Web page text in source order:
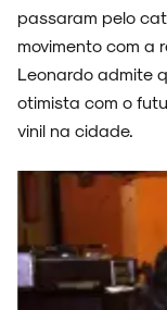
passaram pelo
movimento com a
Leonardo admite
otimista com o
vinil na cidade.